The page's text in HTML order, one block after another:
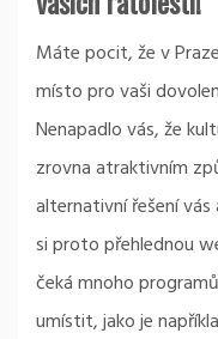
Máte pocit, že v
místo pro vaši
Nenapadlo vás, že
zrovna atraktivním
alternativní řešení
si proto přehlednou
čeká mnoho
umístit, jako je